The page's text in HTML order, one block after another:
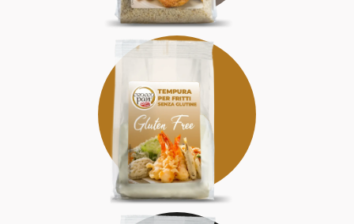
SENZA GLUTINE
DELIZIOSA
SICURA